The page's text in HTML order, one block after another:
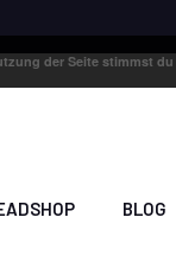
BLOG
der Seite stimmst